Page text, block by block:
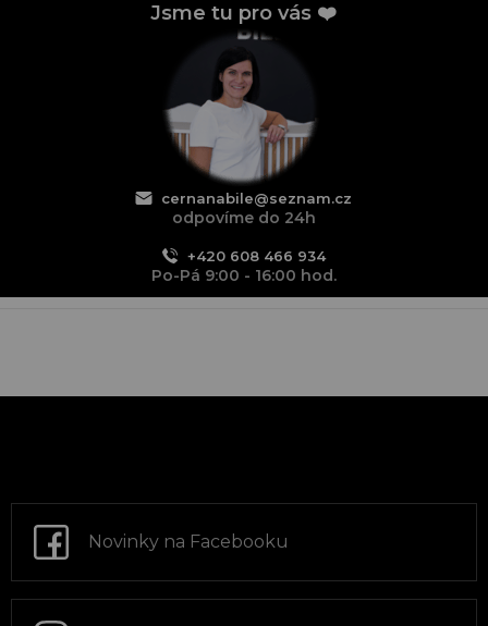
Jsme tu pro vás ❤️
cernanabile@seznam.cz
odpovíme do 24h
+420 608 466 934
Po-Pá 9:00 - 16:00 hod.
a
Novinky na Facebooku